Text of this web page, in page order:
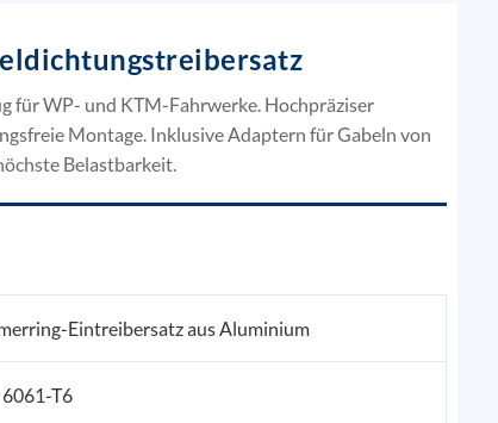
für WP- und KTM-Fahrwerke. Hochpräziser
Montage. Inklusive Adaptern für Gabeln von
Belastbarkeit.
Eintreibersatz aus Aluminium
T6